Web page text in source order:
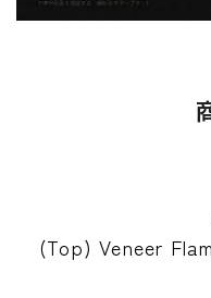
(Top) Veneer